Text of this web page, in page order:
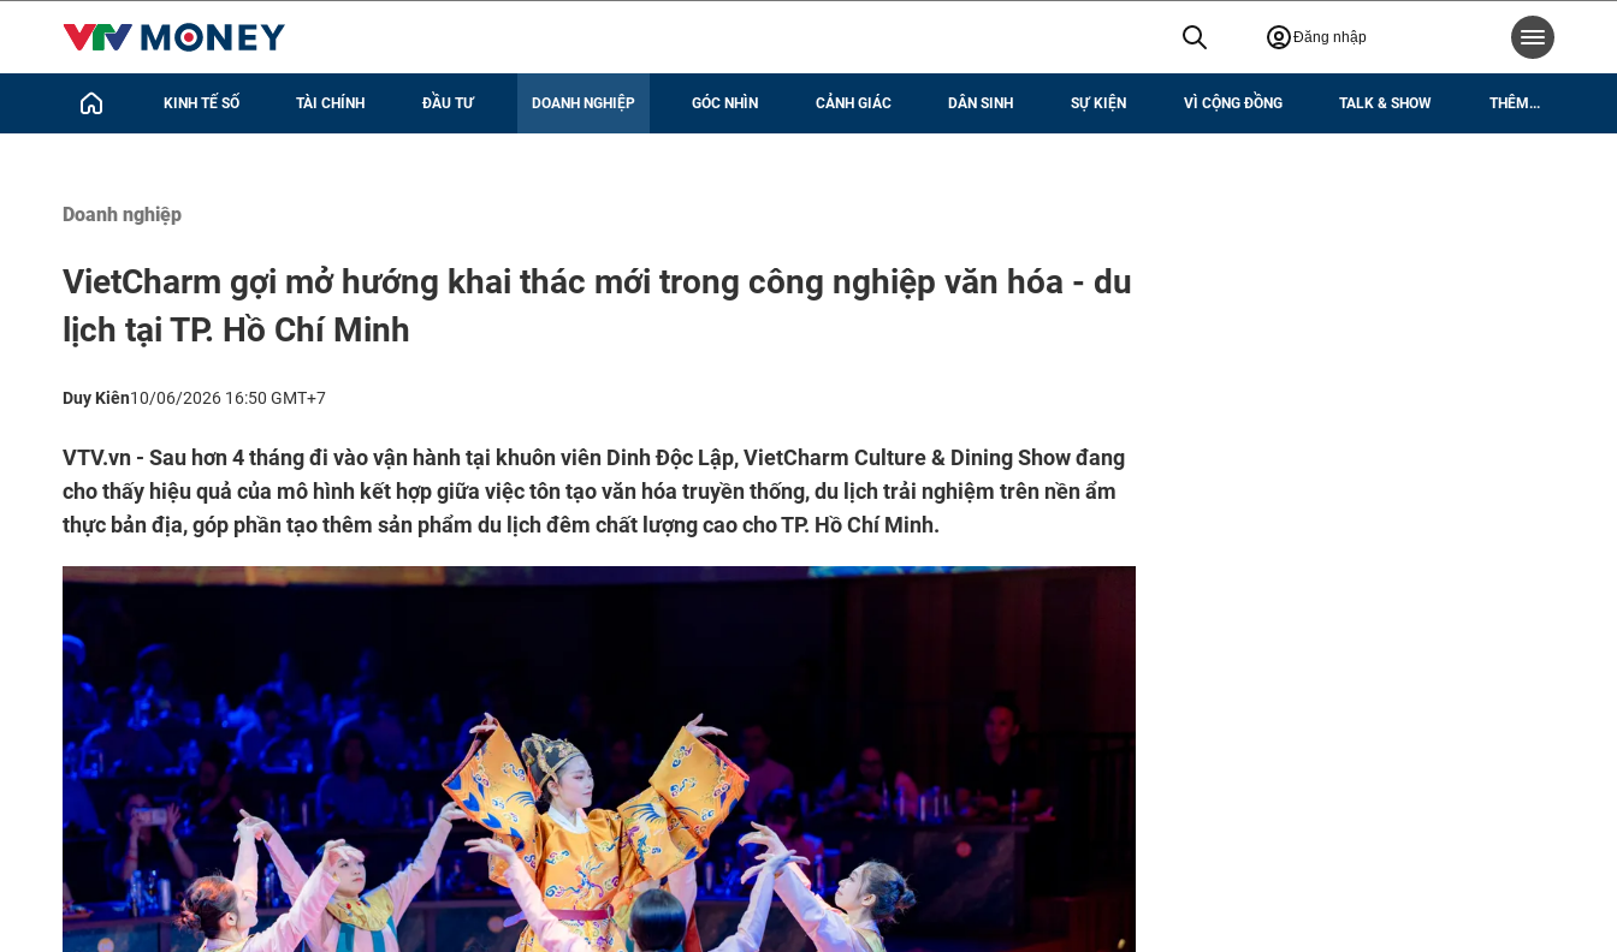
Đăng nhập
KINH TẾ SỐ TÀI CHÍNH ĐẦU TƯ DOANH NGHIỆP GÓC NHÌN CẢNH GIÁC DÂN SINH SỰ KIỆN VÌ CỘNG ĐỒNG TALK & SHOW THÊM...
Doanh nghiệp
VietCharm gợi mở hướng khai thác mới trong công nghiệp văn hóa - du
lịch tại TP. Hồ Chí Minh
Duy Kiên10/06/2026 16:50 GMT+7
VTV.vn - Sau hơn 4 tháng đi vào vận hành tại khuôn viên Dinh Độc Lập, VietCharm Culture & Dining Show đang
cho thấy hiệu quả của mô hình kết hợp giữa việc tôn tạo văn hóa truyền thống, du lịch trải nghiệm trên nền ẩm
thực bản địa, góp phần tạo thêm sản phẩm du lịch đêm chất lượng cao cho TP. Hồ Chí Minh.